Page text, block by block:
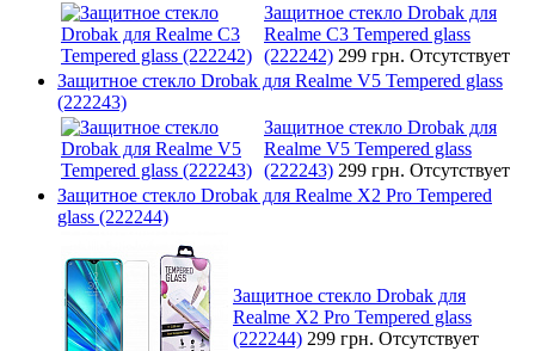
Защитное стекло Drobak для
Realme C3 Tempered glass
(222242) 299 грн. Отсутствует
Защитное стекло Drobak для Realme V5 Tempered glass
(222243)
Защитное стекло Drobak для
Realme V5 Tempered glass
(222243) 299 грн. Отсутствует
Защитное стекло Drobak для Realme X2 Pro Tempered
glass (222244)
Защитное стекло Drobak для
Realme X2 Pro Tempered glass
(222244) 299 грн. Отсутствует